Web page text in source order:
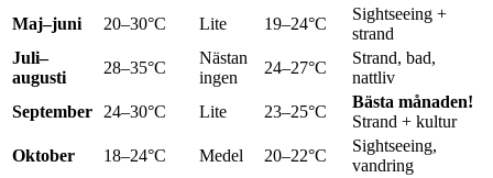
Maj–juni 20–30°C Lite 19–24°C
Sightseeing +
strand
Juli–
augusti
28–35°C
Nästan
ingen
24–27°C
Strand, bad,
nattliv
September
24–30°C Lite 23–25°C
Bästa månaden!
Strand + kultur
Oktober
18–24°C Medel 20–22°C
Sightseeing,
vandring